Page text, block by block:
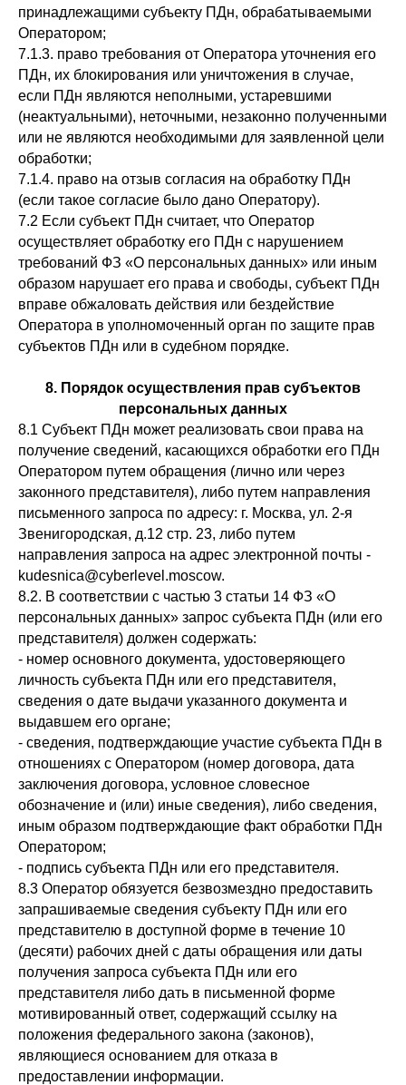
принадлежащими субъекту ПДн, обрабатываемыми
Оператором;
7.1.3. право требования от Оператора уточнения его
ПДн, их блокирования или уничтожения в случае,
если ПДн являются неполными, устаревшими
(неактуальными), неточными, незаконно полученными
или не являются необходимыми для заявленной цели
обработки;
7.1.4. право на отзыв согласия на обработку ПДн
(если такое согласие было дано Оператору).
7.2 Если субъект ПДн считает, что Оператор
осуществляет обработку его ПДн с нарушением
требований ФЗ «О персональных данных» или иным
образом нарушает его права и свободы, субъект ПДн
вправе обжаловать действия или бездействие
Оператора в уполномоченный орган по защите прав
субъектов ПДн или в судебном порядке.
8. Порядок осуществления прав субъектов
персональных данных
8.1 Субъект ПДн может реализовать свои права на
получение сведений, касающихся обработки его ПДн
Оператором путем обращения (лично или через
законного представителя), либо путем направления
письменного запроса по адресу: г. Москва, ул. 2-я
Звенигородская, д.12 стр. 23, либо путем
направления запроса на адрес электронной почты -
kudesnica@cyberlevel.moscow.
8.2. В соответствии с частью 3 статьи 14 ФЗ «О
персональных данных» запрос субъекта ПДн (или его
представителя) должен содержать:
- номер основного документа, удостоверяющего
личность субъекта ПДн или его представителя,
сведения о дате выдачи указанного документа и
выдавшем его органе;
- сведения, подтверждающие участие субъекта ПДн в
отношениях с Оператором (номер договора, дата
заключения договора, условное словесное
обозначение и (или) иные сведения), либо сведения,
иным образом подтверждающие факт обработки ПДн
Оператором;
- подпись субъекта ПДн или его представителя.
8.3 Оператор обязуется безвозмездно предоставить
запрашиваемые сведения субъекту ПДн или его
представителю в доступной форме в течение 10
(десяти) рабочих дней с даты обращения или даты
получения запроса субъекта ПДн или его
представителя либо дать в письменной форме
мотивированный ответ, содержащий ссылку на
положения федерального закона (законов),
являющиеся основанием для отказа в
предоставлении информации.